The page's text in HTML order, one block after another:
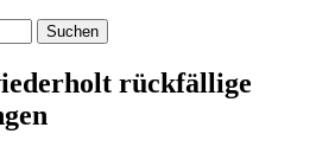
rückfällige